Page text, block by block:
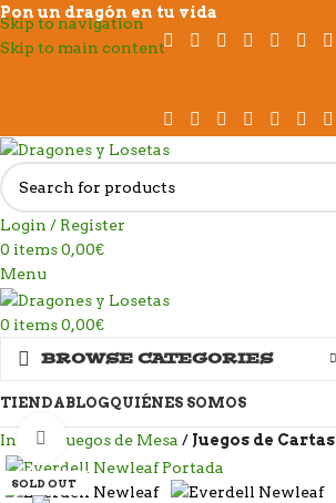
Skip to navigation
Skip to main content
Pon un dragón en tu vida
Login / Register
0 items0,00€
Menu
0 items0,00€
BROWSE CATEGORIES
TIENDABLOGQUIÉNES SOMOS
Inicio Juegos de Mesa Juegos de Cartas
SOLD OUT
Click to enlarge